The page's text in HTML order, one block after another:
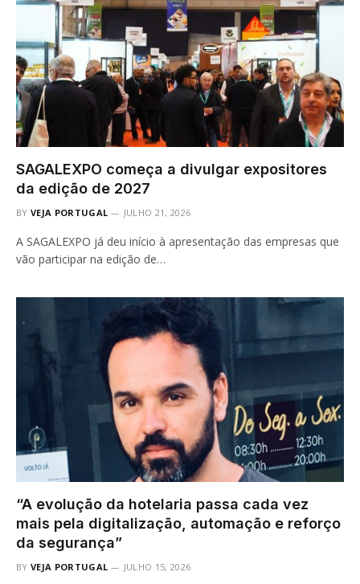
SAGALEXPO começa a divulgar expositores
da edição de 2027
BY VEJA PORTUGAL JULHO 21, 2026
A SAGALEXPO já deu início à apresentação das empresas que
vão participar na edição de…
“A evolução da hotelaria passa cada vez
mais pela digitalização, automação e reforço
da segurança”
BY VEJA PORTUGAL JULHO 15, 2026